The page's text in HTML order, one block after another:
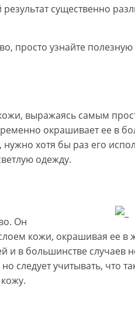
существенно
просто узнайте
выражаясь самым
окрашивает ее в
нужно хотя бы раз его
одежду.
Он
кожи, окрашивая ее
и в большинстве случаев
следует учитывать, что